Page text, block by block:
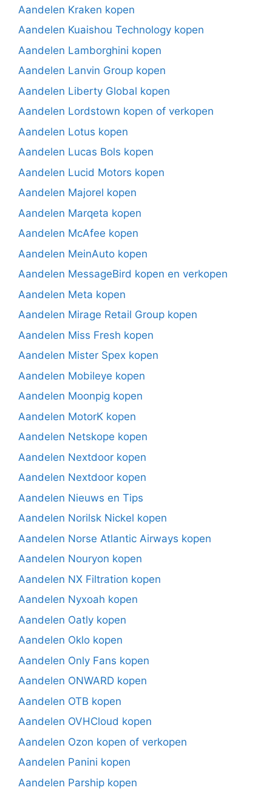
Aandelen Kraken kopen
Aandelen Kuaishou Technology kopen
Aandelen Lamborghini kopen
Aandelen Lanvin Group kopen
Aandelen Liberty Global kopen
Aandelen Lordstown kopen of verkopen
Aandelen Lotus kopen
Aandelen Lucas Bols kopen
Aandelen Lucid Motors kopen
Aandelen Majorel kopen
Aandelen Marqeta kopen
Aandelen McAfee kopen
Aandelen MeinAuto kopen
Aandelen MessageBird kopen en verkopen
Aandelen Meta kopen
Aandelen Mirage Retail Group kopen
Aandelen Miss Fresh kopen
Aandelen Mister Spex kopen
Aandelen Mobileye kopen
Aandelen Moonpig kopen
Aandelen MotorK kopen
Aandelen Netskope kopen
Aandelen Nextdoor kopen
Aandelen Nextdoor kopen
Aandelen Nieuws en Tips
Aandelen Norilsk Nickel kopen
Aandelen Norse Atlantic Airways kopen
Aandelen Nouryon kopen
Aandelen NX Filtration kopen
Aandelen Nyxoah kopen
Aandelen Oatly kopen
Aandelen Oklo kopen
Aandelen Only Fans kopen
Aandelen ONWARD kopen
Aandelen OTB kopen
Aandelen OVHCloud kopen
Aandelen Ozon kopen of verkopen
Aandelen Panini kopen
Aandelen Parship kopen